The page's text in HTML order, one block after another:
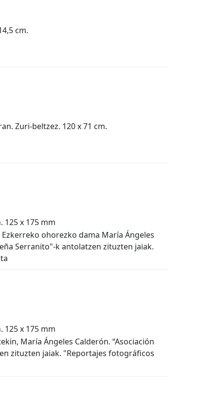
cm.
Zuri-beltzez. 120 x 71 cm.
125 x 175 mm
ohorezko dama María Ángeles
Serranito"-k antolatzen zituzten jaiak.
125 x 175 mm
María Ángeles Calderón. “Asociación
zituzten jaiak. "Reportajes fotográficos